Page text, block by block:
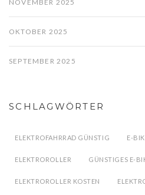
NOVEMBER 2025
OKTOBER 2025
SEPTEMBER 2025
SCHLAGWÖRTER
ELEKTROFAHRRAD GÜNSTIG E-
ELEKTROROLLER GÜNSTIGES E-
ELEKTROROLLER KOSTEN